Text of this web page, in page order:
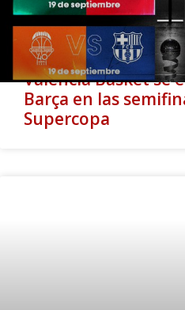
Valencia Basket se
Barça en las
Supercopa